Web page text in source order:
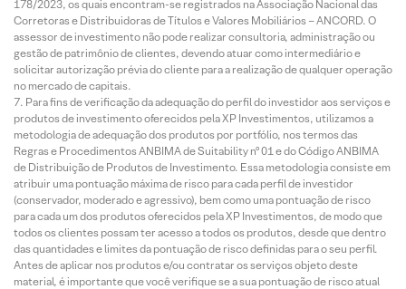
178/2023, os quais encontram-se registrados na Associação Nacional das
Corretoras e Distribuidoras de Títulos e Valores Mobiliários – ANCORD. O
assessor de investimento não pode realizar consultoria, administração ou
gestão de patrimônio de clientes, devendo atuar como intermediário e
solicitar autorização prévia do cliente para a realização de qualquer operação
no mercado de capitais.
Para fins de verificação da adequação do perfil do investidor aos serviços e
produtos de investimento oferecidos pela XP Investimentos, utilizamos a
metodologia de adequação dos produtos por portfólio, nos termos das
Regras e Procedimentos ANBIMA de Suitability nº 01 e do Código ANBIMA
de Distribuição de Produtos de Investimento. Essa metodologia consiste em
atribuir uma pontuação máxima de risco para cada perfil de investidor
(conservador, moderado e agressivo), bem como uma pontuação de risco
para cada um dos produtos oferecidos pela XP Investimentos, de modo que
todos os clientes possam ter acesso a todos os produtos, desde que dentro
das quantidades e limites da pontuação de risco definidas para o seu perfil.
Antes de aplicar nos produtos e/ou contratar os serviços objeto deste
material, é importante que você verifique se a sua pontuação de risco atual